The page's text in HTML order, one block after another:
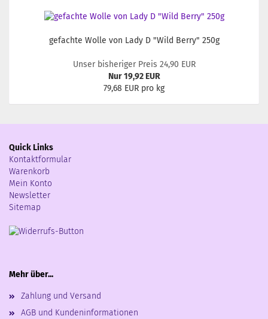
gefachte Wolle von Lady D "Wild Berry" 250g
Unser bisheriger Preis 24,90 EUR
Nur 19,92 EUR
79,68 EUR pro kg
Quick Links
Kontaktformular
Warenkorb
Mein Konto
Newsletter
Sitemap
Mehr über...
Zahlung und Versand
AGB und Kundeninformationen